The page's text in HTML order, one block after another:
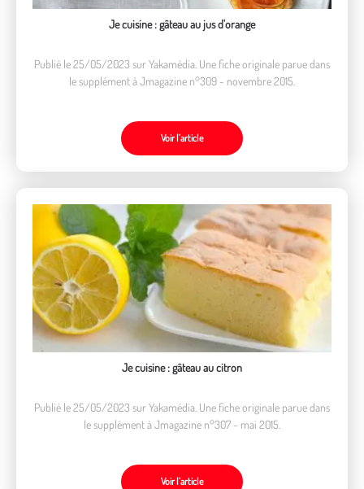
Je cuisine : gâteau au jus d'orange
Publié le 25/05/2023 sur Yakamédia. Une fiche originale parue dans
le supplément à Jmagazine n°309 - novembre 2015.
Voir l’article
Je cuisine : gâteau au citron
Publié le 25/05/2023 sur Yakamédia. Une fiche originale parue dans
le supplément à Jmagazine n°307 - mai 2015.
Voir l’article